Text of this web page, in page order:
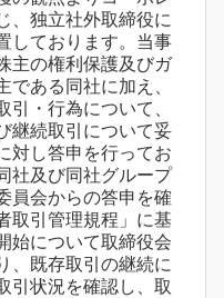
、独立社外取締役に
しております。当事
主の権利保護及びガ
ある同社に加え、
引・行為について、
継続取引について妥
対し答申を行ってお
社及び同社グループ
員会からの答申を確
取引管理規程」に基
始について取締役会
、既存取引の継続に
引状況を確認し、取